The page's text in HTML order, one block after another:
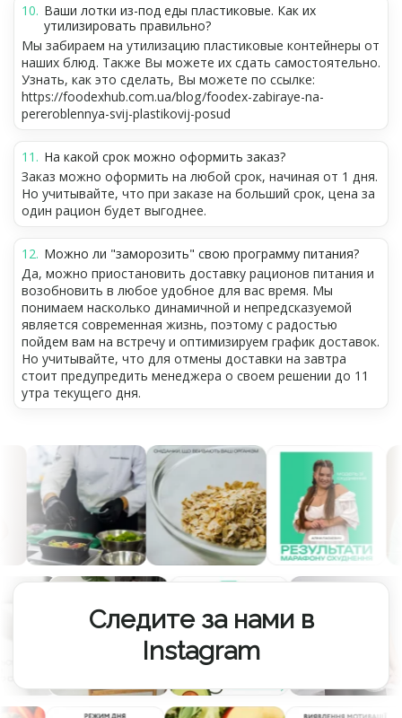
Ваши лотки из-под еды пластиковые. Как их
утилизировать правильно?
Мы забираем на утилизацию пластиковые контейнеры от
наших блюд. Также Вы можете их сдать самостоятельно.
Узнать, как это сделать, Вы можете по ссылке:
https://foodexhub.com.ua/blog/foodex-zabiraye-na-
pereroblennya-svij-plastikovij-posud
На какой срок можно оформить заказ?
Заказ можно оформить на любой срок, начиная от 1 дня.
Но учитывайте, что при заказе на больший срок, цена за
один рацион будет выгоднее.
Можно ли "заморозить" свою программу питания?
Да, можно приостановить доставку рационов питания и
возобновить в любое удобное для вас время. Мы
понимаем насколько динамичной и непредсказуемой
является современная жизнь, поэтому с радостью
пойдем вам на встречу и оптимизируем график доставок.
Но учитывайте, что для отмены доставки на завтра
стоит предупредить менеджера о своем решении до 11
утра текущего дня.
Следите за нами в
Instagram